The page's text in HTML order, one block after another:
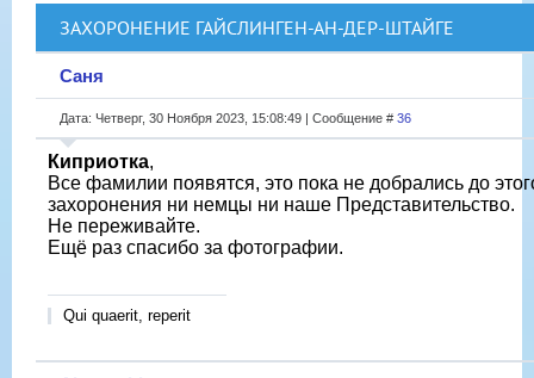
ЗАХОРОНЕНИЕ ГАЙСЛИНГЕН-АН-ДЕР-ШТАЙГЕ
Саня
Дата: Четверг, 30 Ноября 2023, 15:08:49 | Сообщение # 36
Киприотка,
Все фамилии появятся, это пока не добрались до
захоронения ни немцы ни наше Представительство.
Не переживайте.
Ещё раз спасибо за фотографии.
Qui quaerit, reperit